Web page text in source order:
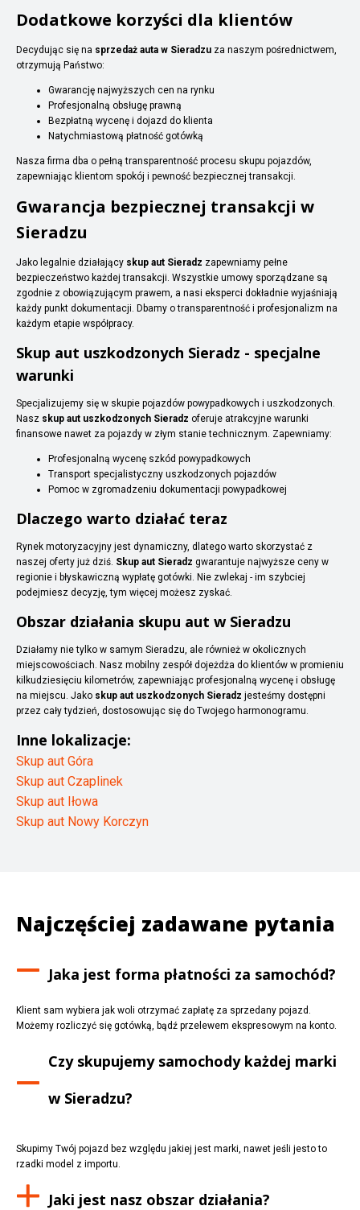
Dodatkowe korzyści dla klientów
Decydując się na sprzedaż auta w Sieradzu za naszym pośrednictwem,
otrzymują Państwo:
Gwarancję najwyższych cen na rynku
Profesjonalną obsługę prawną
Bezpłatną wycenę i dojazd do klienta
Natychmiastową płatność gotówką
Nasza firma dba o pełną transparentność procesu skupu pojazdów,
zapewniając klientom spokój i pewność bezpiecznej transakcji.
Gwarancja bezpiecznej transakcji w
Sieradzu
Jako legalnie działający skup aut Sieradz zapewniamy pełne
bezpieczeństwo każdej transakcji. Wszystkie umowy sporządzane są
zgodnie z obowiązującym prawem, a nasi eksperci dokładnie wyjaśniają
każdy punkt dokumentacji. Dbamy o transparentność i profesjonalizm na
każdym etapie współpracy.
Skup aut uszkodzonych Sieradz - specjalne
warunki
Specjalizujemy się w skupie pojazdów powypadkowych i uszkodzonych.
Nasz skup aut uszkodzonych Sieradz oferuje atrakcyjne warunki
finansowe nawet za pojazdy w złym stanie technicznym. Zapewniamy:
Profesjonalną wycenę szkód powypadkowych
Transport specjalistyczny uszkodzonych pojazdów
Pomoc w zgromadzeniu dokumentacji powypadkowej
Dlaczego warto działać teraz
Rynek motoryzacyjny jest dynamiczny, dlatego warto skorzystać z
naszej oferty już dziś. Skup aut Sieradz gwarantuje najwyższe ceny w
regionie i błyskawiczną wypłatę gotówki. Nie zwlekaj - im szybciej
podejmiesz decyzję, tym więcej możesz zyskać.
Obszar działania skupu aut w Sieradzu
Działamy nie tylko w samym Sieradzu, ale również w okolicznych
miejscowościach. Nasz mobilny zespół dojeżdża do klientów w promieniu
kilkudziesięciu kilometrów, zapewniając profesjonalną wycenę i obsługę
na miejscu. Jako skup aut uszkodzonych Sieradz jesteśmy dostępni
przez cały tydzień, dostosowując się do Twojego harmonogramu.
Inne lokalizacje:
Skup aut Góra
Skup aut Czaplinek
Skup aut Iłowa
Skup aut Nowy Korczyn
Najczęściej zadawane pytania
Jaka jest forma płatności za samochód?
Klient sam wybiera jak woli otrzymać zapłatę za sprzedany pojazd.
Możemy rozliczyć się gotówką, bądź przelewem ekspresowym na konto.
Czy skupujemy samochody każdej marki
w Sieradzu?
Skupimy Twój pojazd bez względu jakiej jest marki, nawet jeśli jesto to
rzadki model z importu.
Jaki jest nasz obszar działania?